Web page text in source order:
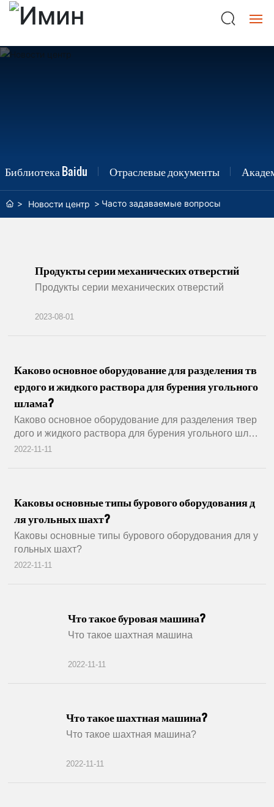
Главная
Blog
Контакты нас.
Библиотека Baidu Отраслевые документы
Новости центр Часто задаваемые вопросы
Продукты серии механических отверстий
Продукты серии механических отверстий
2023-08-01
Каково основное оборудование для разделения тв
ердого и жидкого раствора для бурения угольного
шлама?
Каково основное оборудование для разделения твер
дого и жидкого раствора для бурения угольного шла
ма?
2022-11-11
Каковы основные типы бурового оборудования д
ля угольных шахт?
Каковы основные типы бурового оборудования для у
гольных шахт?
2022-11-11
Что такое буровая машина?
Что такое шахтная машина
2022-11-11
Что такое шахтная машина?
Что такое шахтная машина?
2022-11-11